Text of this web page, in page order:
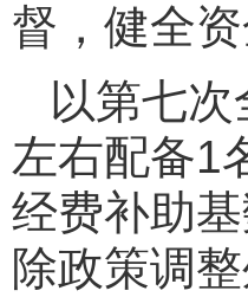
督，健全
以第七
左右配备1
经费补助
除政策调